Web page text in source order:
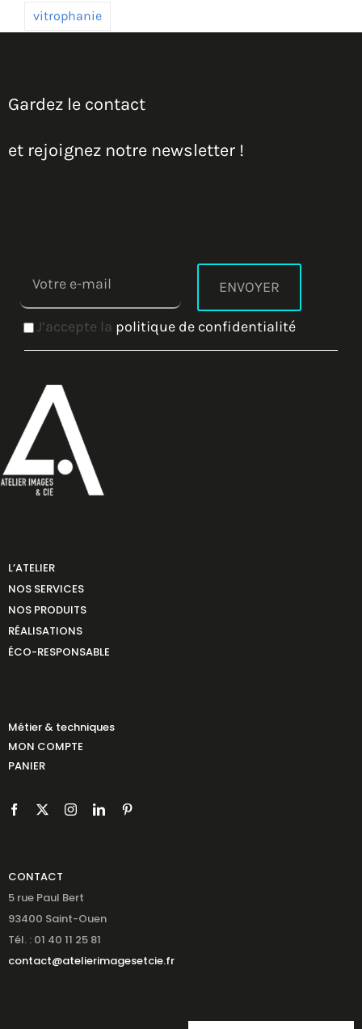
vitrophanie
Gardez le contact
et rejoignez notre newsletter !
J’accepte la politique de confidentialité
L’ATELIER
NOS SERVICES
NOS PRODUITS
RÉALISATIONS
ÉCO-RESPONSABLE
Métier & techniques
MON COMPTE
PANIER
CONTACT
5 rue Paul Bert
93400 Saint-Ouen
Tél. : 01 40 11 25 81
contact@atelierimagesetcie.fr